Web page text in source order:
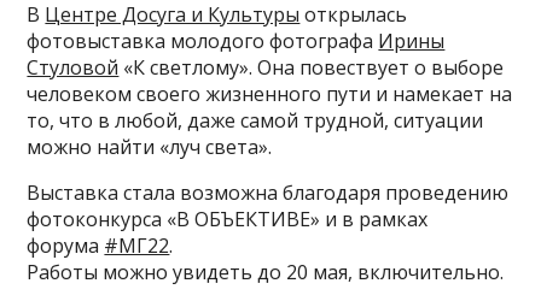
В Центре Досуга и Культуры открылась
фотовыставка молодого фотографа Ирины
Стуловой «К светлому». Она повествует о выборе
человеком своего жизненного пути и намекает на
то, что в любой, даже самой трудной, ситуации
можно найти «луч света».
Выставка стала возможна благодаря проведению
фотоконкурса «В ОБЪЕКТИВЕ» и в рамках
форума #МГ22.
Работы можно увидеть до 20 мая, включительно.